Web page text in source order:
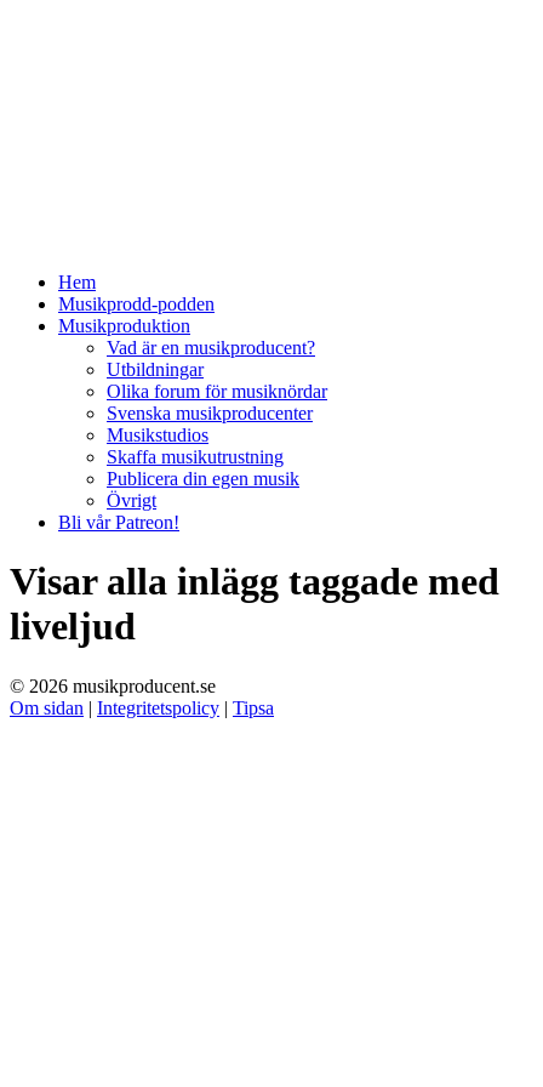
Hem
Musikprodd-podden
Musikproduktion
Vad är en musikproducent?
Utbildningar
Olika forum för musiknördar
Svenska musikproducenter
Musikstudios
Skaffa musikutrustning
Publicera din egen musik
Övrigt
Bli vår Patreon!
Visar alla inlägg taggade med
liveljud
© 2026 musikproducent.se
Om sidan | Integritetspolicy | Tipsa